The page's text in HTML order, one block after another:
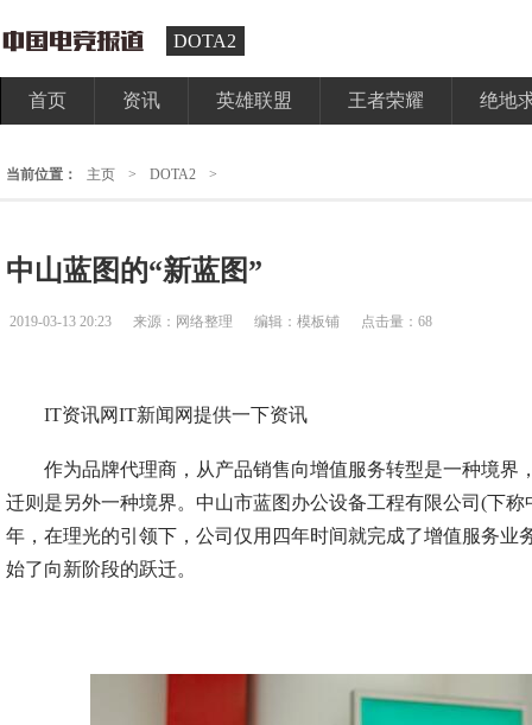
DOTA2
首页 资讯 英雄联盟 王者荣耀 绝地
当前位置： 主页 > DOTA2 >
中山蓝图的“新蓝图”
2019-03-13 20:23 来源：网络整理 编辑：模板铺 点击量：68
IT资讯网IT新闻网提供一下资讯
作为品牌代理商，从产品销售向增值服务转型是一种境界
迁则是另外一种境界。中山市蓝图办公设备工程有限公司(下
年，在理光的引领下，公司仅用四年时间就完成了增值服务业
始了向新阶段的跃迁。